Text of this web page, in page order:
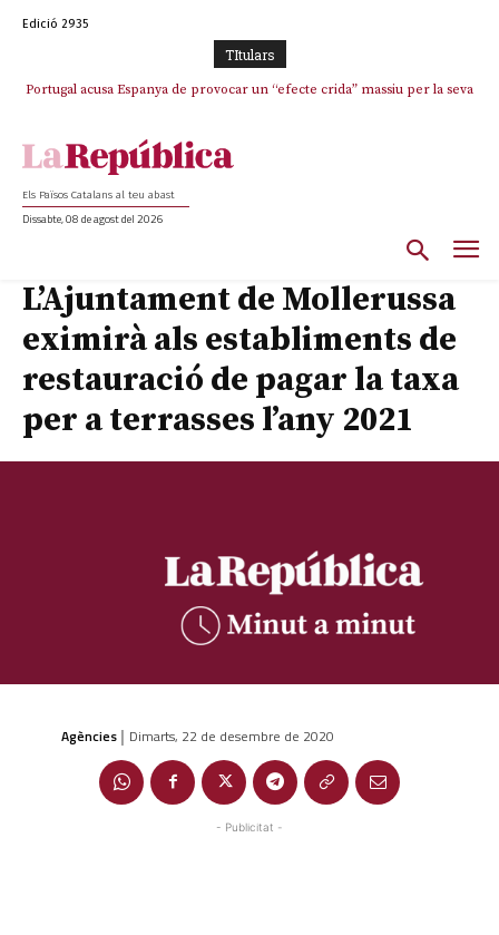
Edició 2935
TItulars
Portugal acusa Espanya de provocar un “efecte crida” massiu per la seva
El col·lapse de l’operació de Marc Puigtió a Girona: desbandada de
Els Països Catalans al teu abast
Dissabte, 08 de agost del 2026
L’Ajuntament de Mollerussa
eximirà als establiments de
restauració de pagar la taxa
per a terrasses l’any 2021
Agències | Dimarts, 22 de desembre de 2020
- Publicitat -